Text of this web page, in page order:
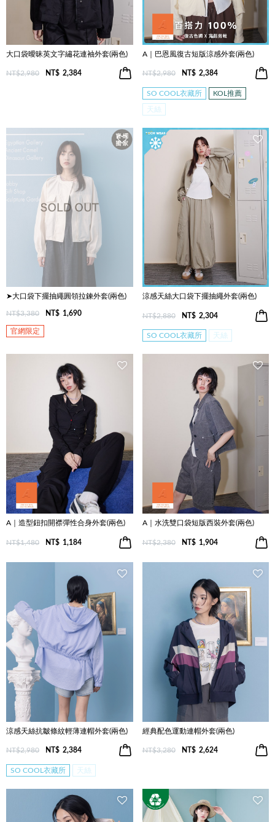
大口袋曖昧英文字繡花連袖外套(兩色)
NT$2,980 NT$ 2,384
A｜巴恩風復古短版涼感外套(兩色)
NT$2,980 NT$ 2,384
SO COOL衣藏所 KOL推薦
天絲
➤大口袋下擺抽繩圓領拉鍊外套(兩色)
NT$3,380 NT$ 1,690
官網限定
涼感天絲大口袋下擺抽繩外套(兩色)
NT$2,880 NT$ 2,304
SO COOL衣藏所 天絲
A｜造型鈕扣開襟彈性合身外套(兩色)
NT$1,480 NT$ 1,184
A｜水洗雙口袋短版西裝外套(兩色)
NT$2,380 NT$ 1,904
涼感天絲抗皺條紋輕薄連帽外套(兩色)
NT$2,980 NT$ 2,384
SO COOL衣藏所 天絲
經典配色運動連帽外套(兩色)
NT$3,280 NT$ 2,624